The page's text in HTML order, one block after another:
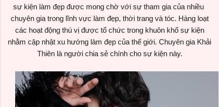
sự kiện làm đẹp được mong chờ với sự tham gia của nhiều
chuyên gia trong lĩnh vực làm đẹp, thời trang và tóc. Hàng loạt
các hoạt động thú vị được tổ chức trong khuôn khổ sự kiện
nhằm cập nhật xu hướng làm đẹp của thế giới. Chuyên gia Khải
Thiên là người chia sẻ chính cho sự kiện này.